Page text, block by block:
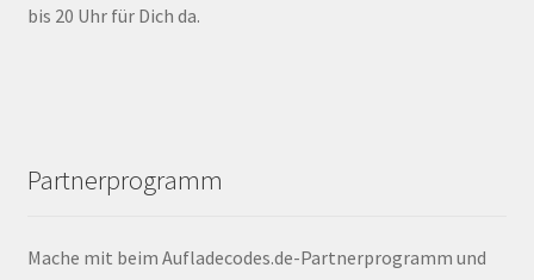
bis 20 Uhr für Dich da.
Partnerprogramm
Mache mit beim Aufladecodes.de-Partnerprogramm und